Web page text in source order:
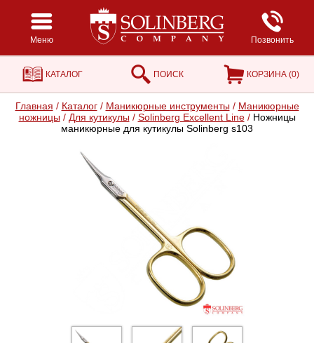
Меню Позвонить
КАТАЛОГ ПОИСК КОРЗИНА (0)
Главная / Каталог / Маникюрные инструменты / Маникюрные
ножницы / Для кутикулы / Solinberg Excellent Line /Ножницы
маникюрные для кутикулы Solinberg s103